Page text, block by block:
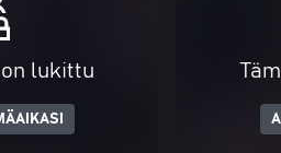
lukittu